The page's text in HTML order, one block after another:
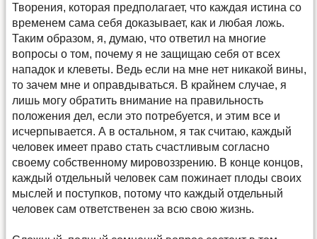
Творения, которая предполагает, что каждая истина со
временем сама себя доказывает, как и любая ложь.
Таким образом, я, думаю, что ответил на многие
вопросы о том, почему я не защищаю себя от всех
нападок и клеветы. Ведь если на мне нет никакой вины,
то зачем мне и оправдываться. В крайнем случае, я
лишь могу обратить внимание на правильность
положения дел, если это потребуется, и этим все и
исчерпывается. А в остальном, я так считаю, каждый
человек имеет право стать счастливым согласно
своему собственному мировоззрению. В конце концов,
каждый отдельный человек сам пожинает плоды своих
мыслей и поступков, потому что каждый отдельный
человек сам ответственен за всю свою жизнь.